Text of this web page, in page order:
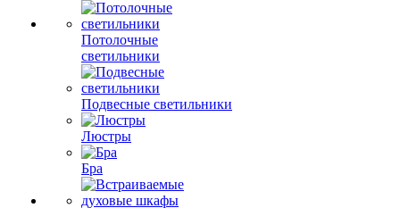
Потолочные
светильники
Подвесные светильники
Люстры
Бра